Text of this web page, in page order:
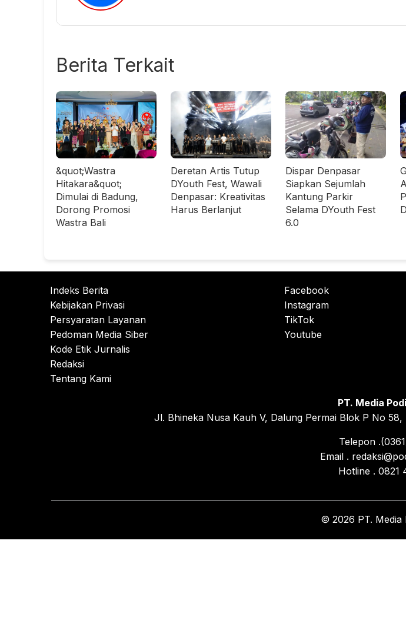
Berita Terkait
&quot;Wastra
Hitakara&quot;
Dimulai di Badung,
Dorong Promosi
Wastra Bali
Deretan Artis Tutup
DYouth Fest, Wawali
Denpasar: Kreativitas
Harus Berlanjut
Dispar Denpasar
Siapkan Sejumlah
Kantung Parkir
Selama DYouth Fest
6.0
Indeks Berita
Kebijakan Privasi
Persyaratan Layanan
Pedoman Media Siber
Kode Etik Jurnalis
Redaksi
Tentang Kami
Facebook
Instagram
TikTok
Youtube
PT. Media
Jl. Bhineka Nusa Kauh V, Dalung Permai Blok P No
Telepon
Email .
Hotline . 0821
© 2026 PT. Media